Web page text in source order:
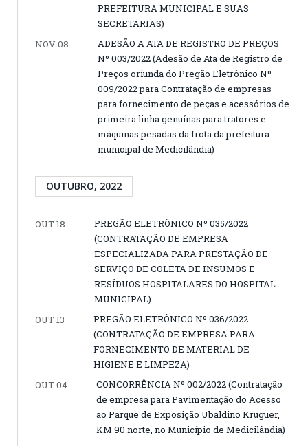
PREFEITURA MUNICIPAL E SUAS
SECRETARIAS)
NOV 08
ADESÃO A ATA DE REGISTRO DE PREÇOS
Nº 003/2022 (Adesão de Ata de Registro de
Preços oriunda do Pregão Eletrônico Nº
009/2022 para Contratação de empresas
para fornecimento de peças e acessórios de
primeira linha genuínas para tratores e
máquinas pesadas da frota da prefeitura
municipal de Medicilândia)
OUTUBRO, 2022
OUT 18
PREGÃO ELETRÔNICO Nº 035/2022
(CONTRATAÇÃO DE EMPRESA
ESPECIALIZADA PARA PRESTAÇÃO DE
SERVIÇO DE COLETA DE INSUMOS E
RESÍDUOS HOSPITALARES DO HOSPITAL
MUNICIPAL)
OUT 13
PREGÃO ELETRÔNICO Nº 036/2022
(CONTRATAÇÃO DE EMPRESA PARA
FORNECIMENTO DE MATERIAL DE
HIGIENE E LIMPEZA)
OUT 04
CONCORRÊNCIA Nº 002/2022 (Contratação
de empresa para Pavimentação do Acesso
ao Parque de Exposição Ubaldino Kruguer,
KM 90 norte, no Município de Medicilândia)